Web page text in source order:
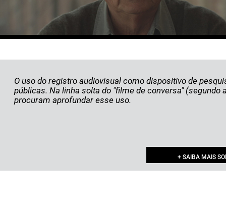
O uso do registro audiovisual como dispositivo de
públicas. Na linha solta do "filme de conversa"
procuram aprofundar esse uso.
+ SAIBA MAIS